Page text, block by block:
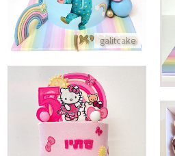
galitcake
עוגת יום הולדת הלו קיטי